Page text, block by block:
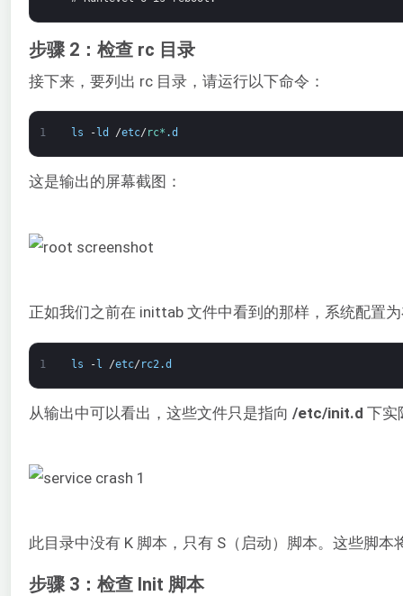
步骤 2：检查 rc 目录
接下来，要列出 rc 目录，请运行以下命令：
1 ls - ld /etc/ rc* .d
这是输出的屏幕截图：
正如我们之前在 inittab 文件中看到的那样，系统配置
1 ls -l /etc/ rc2 .d
从输出中可以看出，这些文件只是指向 /etc/init.d 下实
此目录中没有 K 脚本，只有 S（启动）脚本。这些脚
步骤 3：检查 Init 脚本